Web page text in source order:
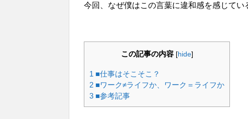
今回、なぜ僕はこの言葉に違和感を感じてい
この記事の内容 [hide]
1 ■仕事はそこそこ？
2 ■ワーク≠ライフか、ワーク＝ライフか
3 ■参考記事